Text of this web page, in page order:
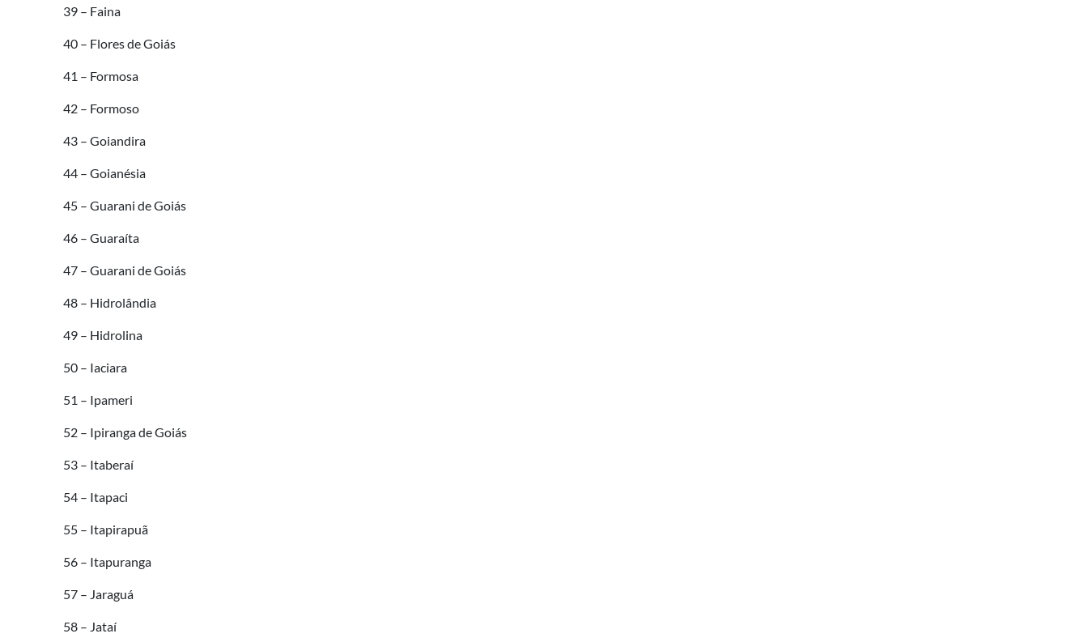
39 – Faina
40 – Flores de Goiás
41 – Formosa
42 – Formoso
43 – Goiandira
44 – Goianésia
45 – Guarani de Goiás
46 – Guaraíta
47 – Guarani de Goiás
48 – Hidrolândia
49 – Hidrolina
50 – Iaciara
51 – Ipameri
52 – Ipiranga de Goiás
53 – Itaberaí
54 – Itapaci
55 – Itapirapuã
56 – Itapuranga
57 – Jaraguá
58 – Jataí